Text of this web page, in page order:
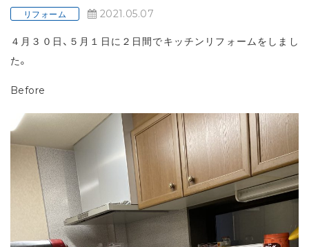
リフォーム
2021.05.07
４月３０日、５月１日に２日間でキッチンリフォームをしまし
た。
Before